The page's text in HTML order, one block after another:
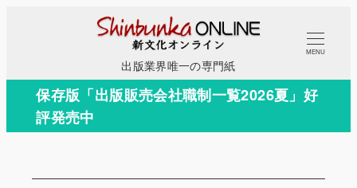
コ
テ
出版業界唯一の専門紙
MENU
保存版「出版販売会社職制一覧2026夏」好
評発売中